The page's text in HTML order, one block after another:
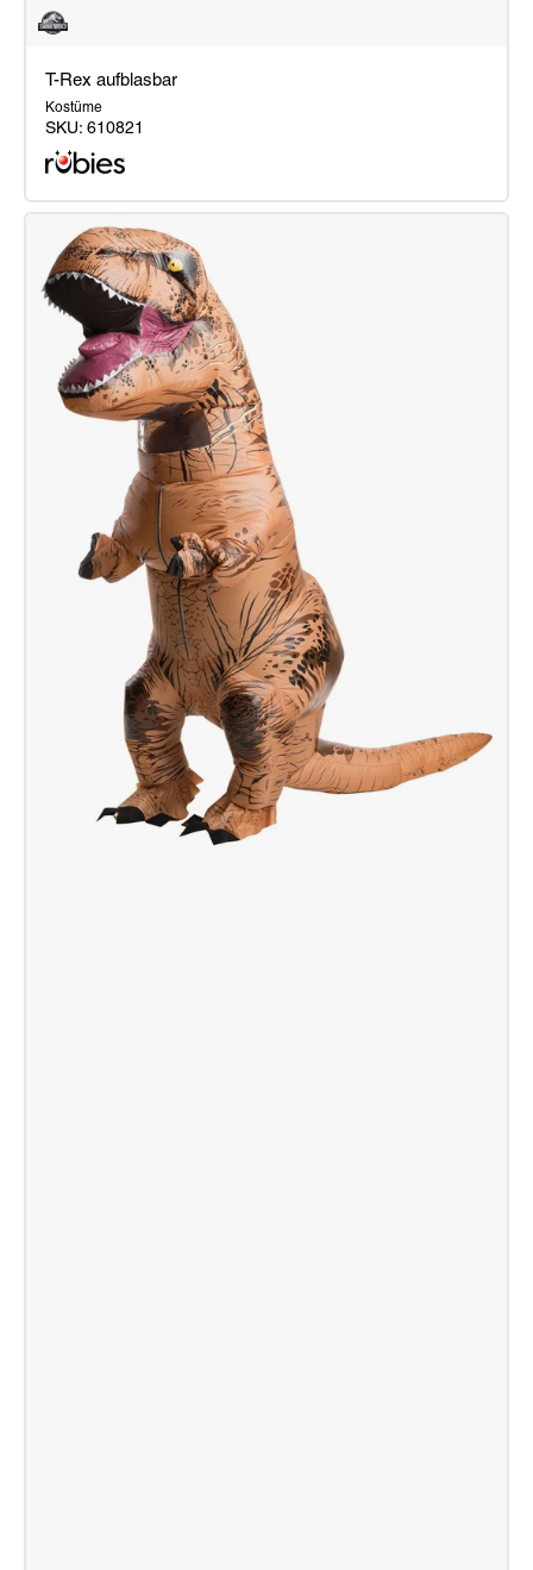
T-
aufblasbar
T-Rex aufblasbar
Kostüme
SKU: 610821